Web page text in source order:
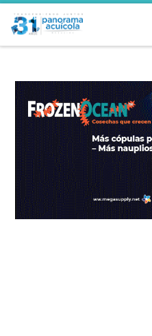
Skip to content